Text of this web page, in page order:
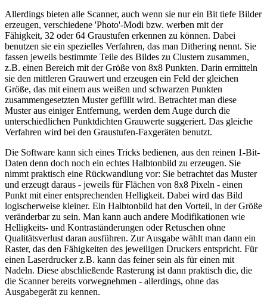
Allerdings bieten alle Scanner, auch wenn sie nur ein Bit tiefe Bilder
erzeugen, verschiedene 'Photo'-Modi bzw. werben mit der
Fähigkeit, 32 oder 64 Graustufen erkennen zu können. Dabei
benutzen sie ein spezielles Verfahren, das man Dithering nennt. Sie
fassen jeweils bestimmte Teile des Bildes zu Clustern zusammen,
z.B. einen Bereich mit der Größe von 8x8 Punkten. Darin ermitteln
sie den mittleren Grauwert und erzeugen ein Feld der gleichen
Größe, das mit einem aus weißen und schwarzen Punkten
zusammengesetzten Muster gefüllt wird. Betrachtet man diese
Muster aus einiger Entfernung, werden dem Auge durch die
unterschiedlichen Punktdichten Grauwerte suggeriert. Das gleiche
Verfahren wird bei den Graustufen-Faxgeräten benutzt.
Die Software kann sich eines Tricks bedienen, aus den reinen 1-Bit-
Daten denn doch noch ein echtes Halbtonbild zu erzeugen. Sie
nimmt praktisch eine Rückwandlung vor: Sie betrachtet das Muster
und erzeugt daraus - jeweils für Flächen von 8x8 Pixeln - einen
Punkt mit einer entsprechenden Helligkeit. Dabei wird das Bild
logischerweise kleiner. Ein Halbtonbild hat den Vorteil, in der Größe
veränderbar zu sein. Man kann auch andere Modifikationen wie
Helligkeits- und Kontraständerungen oder Retuschen ohne
Qualitätsverlust daran ausführen. Zur Ausgabe wählt man dann ein
Raster, das den Fähigkeiten des jeweiligen Druckers entspricht. Für
einen Laserdrucker z.B. kann das feiner sein als für einen mit
Nadeln. Diese abschließende Rasterung ist dann praktisch die, die
die Scanner bereits vorwegnehmen - allerdings, ohne das
Ausgabegerät zu kennen.